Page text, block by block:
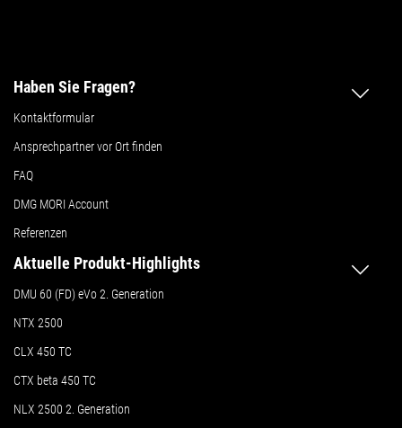
Haben Sie Fragen?
Kontaktformular
Ansprechpartner vor Ort finden
FAQ
DMG MORI Account
Referenzen
Aktuelle Produkt-Highlights
DMU 60 (FD) eVo 2. Generation
NTX 2500
CLX 450 TC
CTX beta 450 TC
NLX 2500 2. Generation